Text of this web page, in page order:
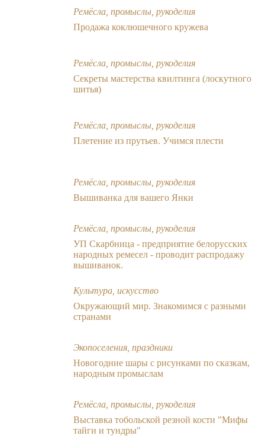
Ремёсла, промыслы, рукоделия
Продажа коклюшечного кружева
Ремёсла, промыслы, рукоделия
Секреты мастерства квилтинга (лоскутного
шитья)
Ремёсла, промыслы, рукоделия
Плетение из прутьев. Учимся плести
Ремёсла, промыслы, рукоделия
Вышиванка для вашего Янки
Ремёсла, промыслы, рукоделия
УП Скарбница - предприятие белорусских
народных ремесел - проводит распродажу
вышиванок.
Культура, искусство
Окружающий мир. Знакомимся с разными
странами
Экопоселения, праздники
Новогодние шары с рисунками по сказкам,
народным промыслам
Ремёсла, промыслы, рукоделия
Выставка тобольской резной кости "Мифы
тайги и тундры"